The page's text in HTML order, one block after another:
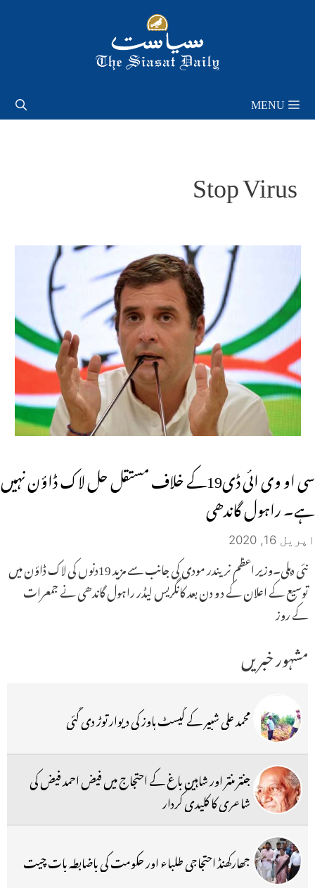
MENU
Stop Virus
سی او وی ائی ڈی19کے خلاف مستقل حل لاک ڈاؤن نہیں
ہے۔ راہول گاندھی
اپریل 16, 2020
نئی دہلی۔وزیر اعظم نریندر مودی کی جانب سے مزید 19دنوں کی لاک ڈاؤن میں
توسیع کے اعلان کے د و دن بعد کانگریس لیڈر راہول گاندھی نے جمعرات
کے روز
مشہور خبریں
محمد علی شبیر کے گیسٹ ہاوز کی دیوار توڑ دی گئی
جنتر منتر اور شاہین باغ کے احتجاج میں فیض احمد فیض کی
شاعری کا کلیدی کردار
جھارکھنڈ احتجاجی طلباء اور حکومت کی باضابطہ بات چیت